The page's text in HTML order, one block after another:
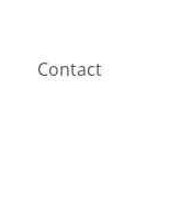
Contact